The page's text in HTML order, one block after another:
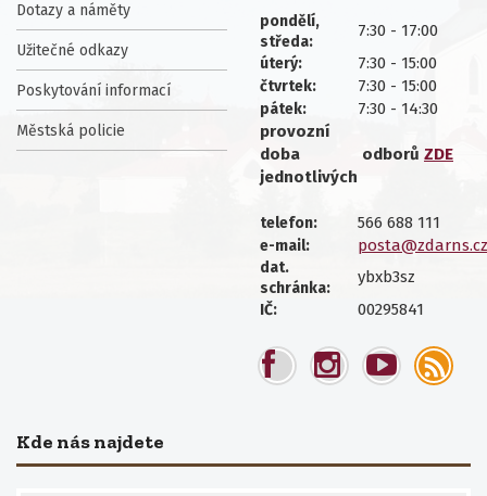
Dotazy a náměty
Užitečné odkazy
Poskytování informací
Městská policie
pondělí,
středa:
7:30 - 17:00
úterý: 7:30 - 15:00
čtvrtek: 7:30 - 15:00
pátek:
7:30 - 14:30
provozní
doba
jednotlivých
odborů ZDE
telefon: 566 688 111
e-mail: posta@zdarns.cz
dat.
schránka:
ybxb3sz
IČ: 00295841
Kde nás najdete